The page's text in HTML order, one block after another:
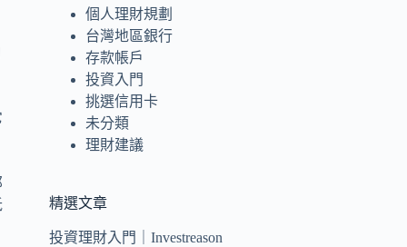
個人理財規劃
台灣地區銀行
存款帳戶
投資入門
挑選信用卡
未分類
理財建議
精選文章
投資理財入門｜Investreason